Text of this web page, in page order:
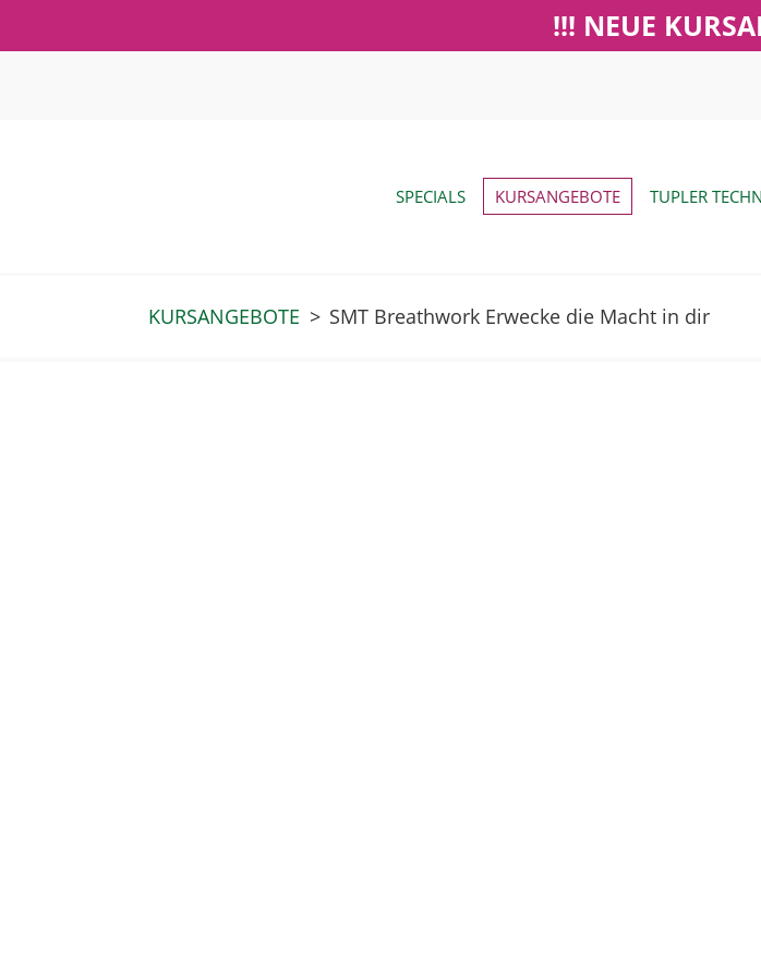
!!! NEUE
SPECIALS KURSANGEBOTE TUPLER
KURSANGEBOTE > SMT Breathwork Erwecke die Macht in dir